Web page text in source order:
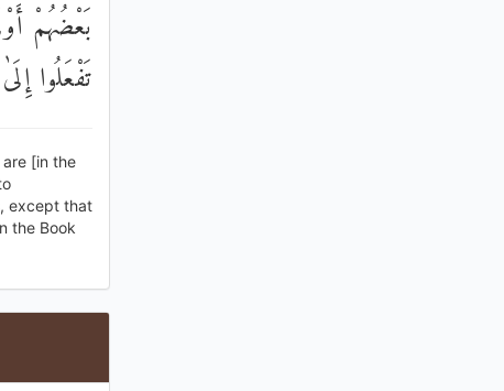
بَعْضُهُمْ
تَفْعَلُوا
[in the
except that
the Book